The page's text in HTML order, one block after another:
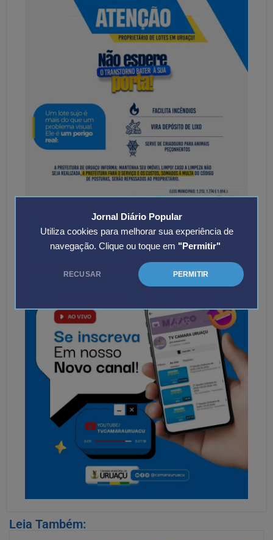
Jornal Diário Popular
Utiliza cookies para melhorar sua experiência de
navegação. Clique ou toque em "Permitir"
RECUSAR PERMITIR
Leia Também: